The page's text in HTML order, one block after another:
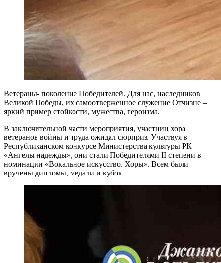
Ветераны- поколение Победителей. Для нас, наследников
Великой Победы, их самоотверженное служение Отчизне –
яркий пример стойкости, мужества, героизма.
В заключительной части мероприятия, участниц хора
ветеранов войны и труда ожидал сюрприз. Участвуя в
Республиканском конкурсе Министерства культуры РК
«Ангелы надежды», они стали Победителями II степени в
номинации «Вокальное искусство. Хоры». Всем были
вручены дипломы, медали и кубок.